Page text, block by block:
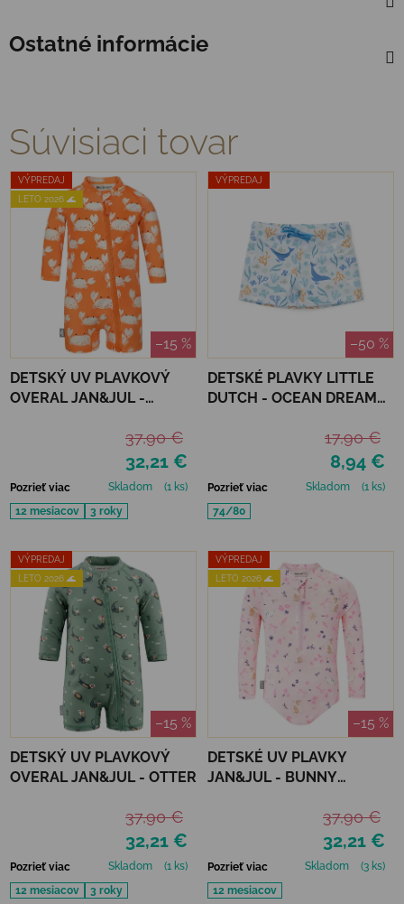
Ostatné informácie
Súvisiaci tovar
VÝPREDAJ
LETO 2026 🌊
–15 %
DETSKÝ UV PLAVKOVÝ
OVERAL JAN&JUL -
32,21 €
37,90 €
Pozrieť viac Skladom
(1 ks)
12 mesiacov
3 roky
VÝPREDAJ
–50 %
DETSKÉ PLAVKY LITTLE
DUTCH - OCEAN DREAMS
8,94 €
17,90 €
Pozrieť viac Skladom
(1 ks)
74/80
VÝPREDAJ
LETO 2026 🌊
–15 %
DETSKÝ UV PLAVKOVÝ
OVERAL JAN&JUL - OTTER
32,21 €
37,90 €
Pozrieť viac Skladom
(1 ks)
12 mesiacov
3 roky
VÝPREDAJ
LETO 2026 🌊
–15 %
DETSKÉ UV PLAVKY
JAN&JUL - BUNNY
32,21 €
37,90 €
Pozrieť viac Skladom
(3 ks)
12 mesiacov